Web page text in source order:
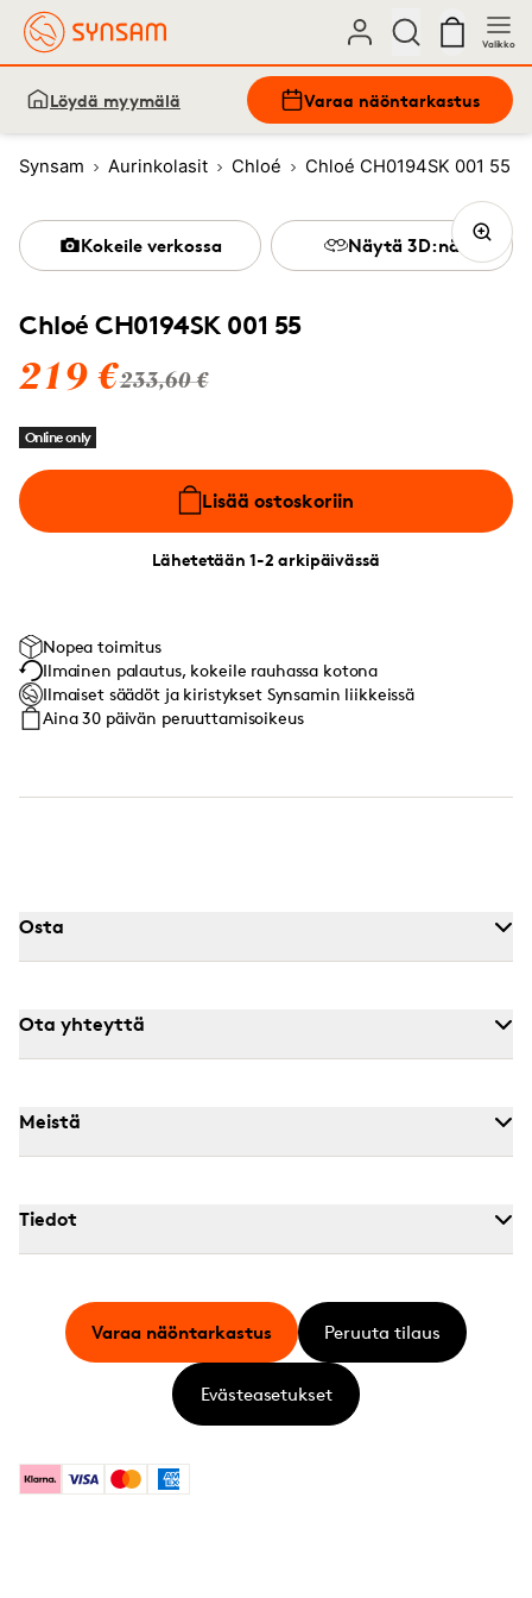
Valikko
Löydä myymälä Varaa näöntarkastus
Synsam Aurinkolasit Chloé Chloé CH0194SK 001 55
Chloé CH0194SK 001 55
219 €233,60 €
Online only
Lisää ostoskoriin
Lähetetään 1-2 arkipäivässä
Kokeile verkossa Näytä 3D:nä
Nopea toimitus
Ilmainen palautus, kokeile rauhassa kotona
Ilmaiset säädöt ja kiristykset Synsamin liikkeissä
Aina 30 päivän peruuttamisoikeus
Osta
Ota yhteyttä
Meistä
Tiedot
KlarnaVisa MastercardAmerican Express
Varaa näöntarkastus Peruuta tilaus
Evästeasetukset